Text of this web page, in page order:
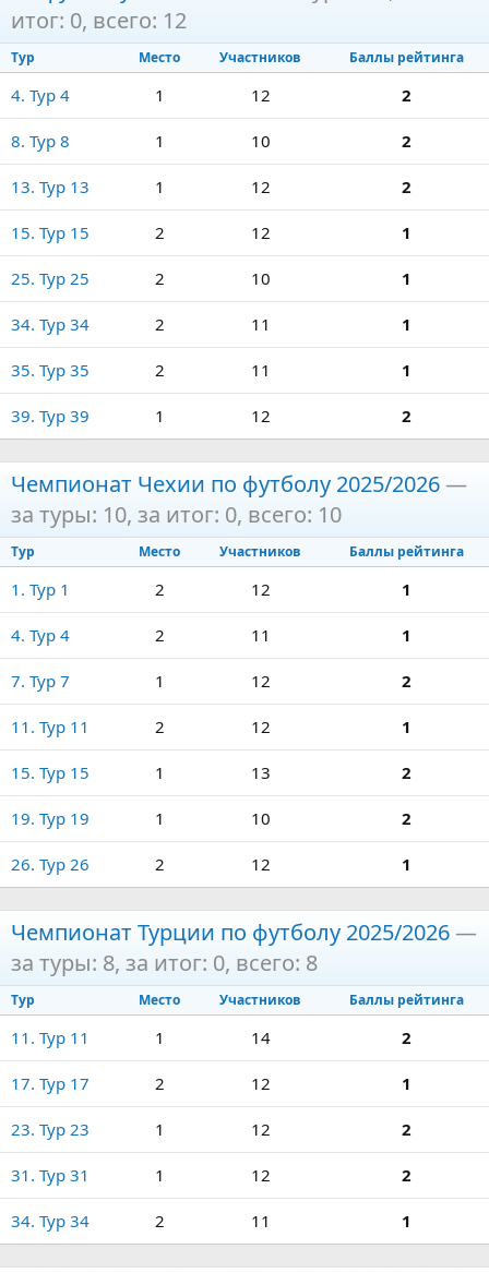
итог: 0, всего: 12
Тур Место Участников Баллы рейтинга
4. Тур 4 1 12 2
8. Тур 8 1 10 2
13. Тур 13 1 12 2
15. Тур 15 2 12 1
25. Тур 25 2 10 1
34. Тур 34 2 11 1
35. Тур 35 2 11 1
39. Тур 39 1 12 2
Чемпионат Чехии по футболу 2025/2026—
за туры: 10, за итог: 0, всего: 10
Тур Место Участников Баллы рейтинга
1. Тур 1 2 12 1
4. Тур 4 2 11 1
7. Тур 7 1 12 2
11. Тур 11 2 12 1
15. Тур 15 1 13 2
19. Тур 19 1 10 2
26. Тур 26 2 12 1
Чемпионат Турции по футболу 2025/2026—
за туры: 8, за итог: 0, всего: 8
Тур Место Участников Баллы рейтинга
11. Тур 11 1 14 2
17. Тур 17 2 12 1
23. Тур 23 1 12 2
31. Тур 31 1 12 2
34. Тур 34 2 11 1